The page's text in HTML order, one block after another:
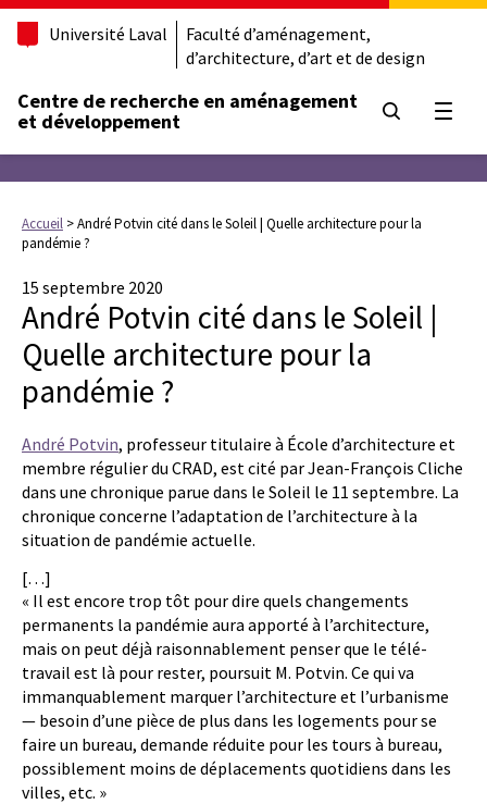
Université Laval
Faculté d’aménagement,
d’architecture, d’art et de design
Centre de recherche en aménagement
et développement
Accueil >André Potvin cité dans le Soleil | Quelle architecture pour la
pandémie ?
15 septembre 2020
André Potvin cité dans le Soleil |
Quelle architecture pour la
pandémie ?
André Potvin, professeur titulaire à École d’architecture et
membre régulier du CRAD, est cité par Jean-François Cliche
dans une chronique parue dans le Soleil le 11 septembre. La
chronique concerne l’adaptation de l’architecture à la
situation de pandémie actuelle.
[…]
« Il est encore trop tôt pour dire quels changements
permanents la pandémie aura apporté à l’architecture,
mais on peut déjà raisonnablement penser que le télé-
travail est là pour rester, poursuit M. Potvin. Ce qui va
immanquablement marquer l’architecture et l’urbanisme
— besoin d’une pièce de plus dans les logements pour se
faire un bureau, demande réduite pour les tours à bureau,
possiblement moins de déplacements quotidiens dans les
villes, etc. »